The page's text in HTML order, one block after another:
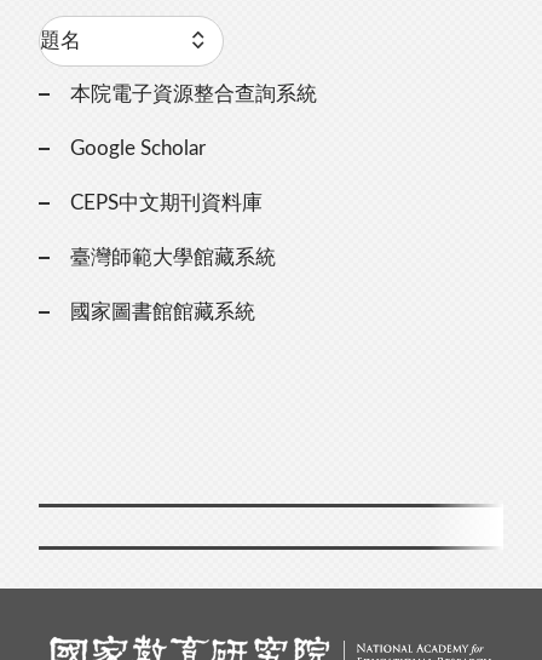
本院電子資源整合查詢系統
Google Scholar
CEPS中文期刊資料庫
臺灣師範大學館藏系統
國家圖書館館藏系統